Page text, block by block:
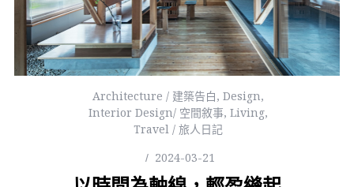
Architecture / 建築告白, Design,
Interior Design/ 空間敘事, Living,
Travel / 旅人日記
2024-03-21